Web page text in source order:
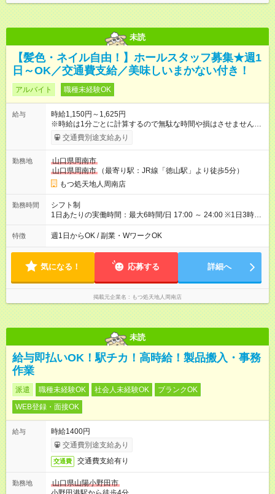
未読
【髪色・ネイル自由！】ホールスタッフ募集★週1
日～OK／交通費支給／美味しいまかない付き！
アルバイト 職種未経験OK
給与
時給1,150円～1,625円
※時給は1分ごとに計算するので無駄な時間や損はさせません。
※嬉しい週払いOK！ ※22時以降は25％アップ ※能力に応じてど
んどん時給アップ！ ベテランさんは1300円越えています！
交通費別途支給あり
勤務地
山口県周南市
山口県周南市
（最寄り駅：JR線「徳山駅」より徒歩5分）
もつ処天地人周南店
勤務時間
シフト制
1日あたりの実働時間：最大6時間/日 17:00 ～ 24:00 ※1日3時間
～6時間まで。希望を聞かせてください。 ※残業ほぼなし！会社
として残業をさせない風土が根付いています。
特徴 週1日からOK / 副業・WワークOK
気になる！ 応募する 詳細へ
掲載元企業名 もつ処天地人周南店
未読
給与即払いOK！駅チカ！高時給！製品搬入・事務
作業
派遣 職種未経験OK 社会人未経験OK
ブランクOK
WEB登録・面接OK
給与
時給1400円
交通費別途支給あり
交通費 交通費支給有り
勤務地
山口県山陽小野田市